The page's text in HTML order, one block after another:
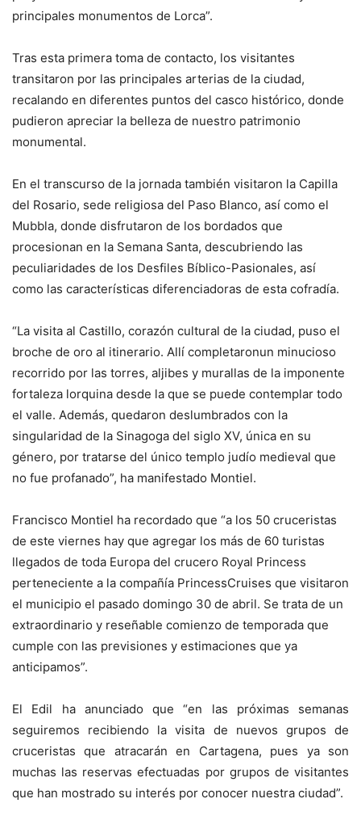
principales monumentos de Lorca”.
Tras esta primera toma de contacto, los visitantes
transitaron por las principales arterias de la ciudad,
recalando en diferentes puntos del casco histórico, donde
pudieron apreciar la belleza de nuestro patrimonio
monumental.
En el transcurso de la jornada también visitaron la Capilla
del Rosario, sede religiosa del Paso Blanco, así como el
Mubbla, donde disfrutaron de los bordados que
procesionan en la Semana Santa, descubriendo las
peculiaridades de los Desfiles Bíblico-Pasionales, así
como las características diferenciadoras de esta cofradía.
“La visita al Castillo, corazón cultural de la ciudad, puso el
broche de oro al itinerario. Allí completaronun minucioso
recorrido por las torres, aljibes y murallas de la imponente
fortaleza lorquina desde la que se puede contemplar todo
el valle. Además, quedaron deslumbrados con la
singularidad de la Sinagoga del siglo XV, única en su
género, por tratarse del único templo judío medieval que
no fue profanado”, ha manifestado Montiel.
Francisco Montiel ha recordado que “a los 50 cruceristas
de este viernes hay que agregar los más de 60 turistas
llegados de toda Europa del crucero Royal Princess
perteneciente a la compañía PrincessCruises que visitaron
el municipio el pasado domingo 30 de abril. Se trata de un
extraordinario y reseñable comienzo de temporada que
cumple con las previsiones y estimaciones que ya
anticipamos”.
El Edil ha anunciado que “en las próximas semanas
seguiremos recibiendo la visita de nuevos grupos de
cruceristas que atracarán en Cartagena, pues ya son
muchas las reservas efectuadas por grupos de visitantes
que han mostrado su interés por conocer nuestra ciudad”.